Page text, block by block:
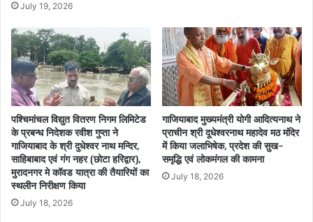
July 19, 2026
पश्चिमांचल विद्युत वितरण निगम लिमिटेड
के प्रबन्ध निदेशक रवीश गुप्ता ने
गाजियाबाद के श्री दुधेश्वर नाथ मन्दिर,
साहिबाबाद एवं गंग नहर (छोटा हरिद्वार),
मुरादनगर मे कॉवड यात्रा की तैयारियों का
स्थलीन निरीक्षण किया
July 18, 2026
गाजियाबाद मुख्यमंत्री योगी आदित्यनाथ ने
प्राचीन श्री दूधेश्वरनाथ महादेव मठ मंदिर
में किया जलाभिषेक, प्रदेश की सुख-
समृद्धि एवं लोकमंगल की कामना
July 18, 2026